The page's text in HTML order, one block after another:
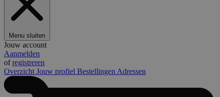
Menu sluiten
Jouw account
Aanmelden
ofregistreren
Overzicht Jouw profiel Bestellingen Adressen